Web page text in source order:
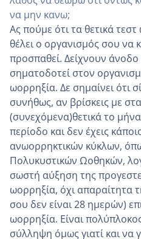
να μην κανω;
Ας πούμε ότι τα θετικά
θέλει ο οργανισμός σου να
προσπαθεί. Δείχνουν
σηματοδοτεί στον
ωορρηξία. Δε σημαίνει ότι
συνήθως, αν βρίσκεις με
(συνεχόμενα)θετικά το
περίοδο και δεν έχεις
ανωορρηκτικών κύκλων,
Πολυκυστικών Ωοθηκών,
σωστή αύξηση της
ωορρηξία, όχι απαραίτητα
σου δεν είναι 28 ημερών)
ωορρηξία. Είναι
σύλληψη όμως γιατί και να